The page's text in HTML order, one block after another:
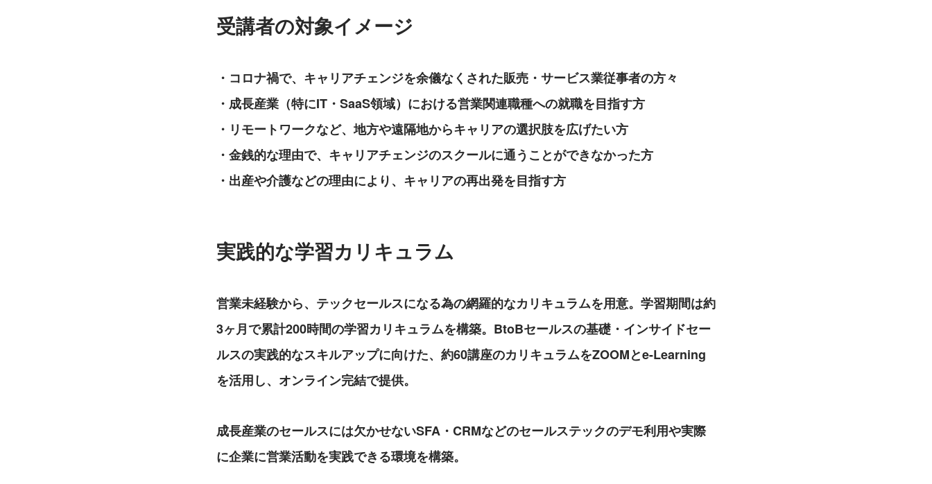
受講者の対象イメージ
・コロナ禍で、キャリアチェンジを余儀なくされた販売・サービス業従事者の方々
・成長産業（特にIT・SaaS領域）における営業関連職種への就職を目指す方
・リモートワークなど、地方や遠隔地からキャリアの選択肢を広げたい方
・金銭的な理由で、キャリアチェンジのスクールに通うことができなかった方
・出産や介護などの理由により、キャリアの再出発を目指す方
実践的な学習カリキュラム
営業未経験から、テックセールスになる為の網羅的なカリキュラムを用意。学習期間は約
3ヶ月で累計200時間の学習カリキュラムを構築。BtoBセールスの基礎・インサイドセー
ルスの実践的なスキルアップに向けた、約60講座のカリキュラムをZOOMとe-Learning
を活用し、オンライン完結で提供。
成長産業のセールスには欠かせないSFA・CRMなどのセールステックのデモ利用や実際
に企業に営業活動を実践できる環境を構築。